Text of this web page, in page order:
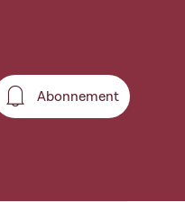
Abonnement
Abonnement